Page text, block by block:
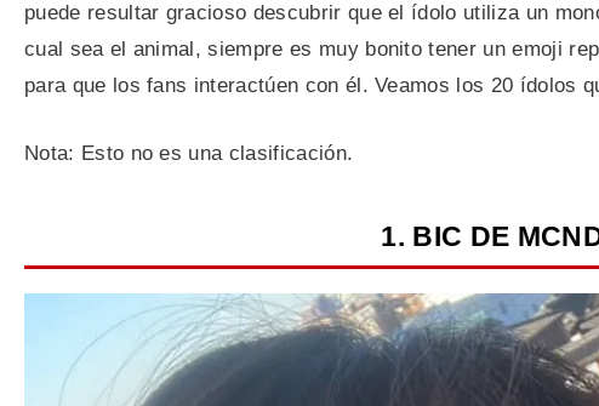
puede resultar gracioso descubrir que el ídolo utiliza un
cual sea el animal, siempre es muy bonito tener un emoji
para que los fans interactúen con él. Veamos los 20 ídolos
Nota: Esto no es una clasificación.
1. BIC DE